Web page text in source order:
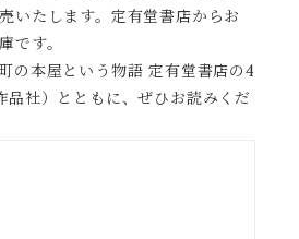
いたします。定有堂書店からお
です。
の本屋という物語 定有堂書店の4
品社）とともに、ぜひお読みくだ